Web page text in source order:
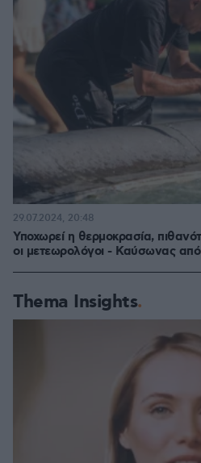
Υποχωρεί η θερμοκρασία,
οι μετεωρολόγοι - Καύσωνας
29.07.2024, 20:48
Thema Insights